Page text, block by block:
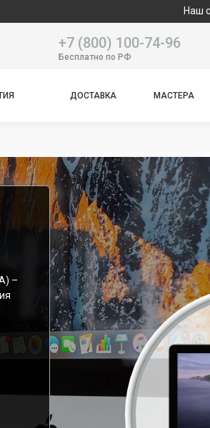
Наш сервисный
+7 (800) 100-74-96
Бесплатно по РФ
ДОСТАВКА МАСТЕРА
–